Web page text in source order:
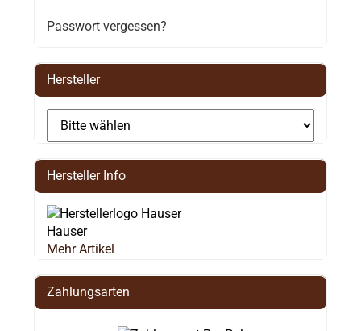
Passwort vergessen?
Hersteller
Hersteller Info
Hauser
Mehr Artikel
Zahlungsarten